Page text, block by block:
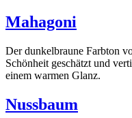
Mahagoni
Der dunkelbraune Farbton
Schönheit geschätzt und
einem warmen Glanz.
Nussbaum